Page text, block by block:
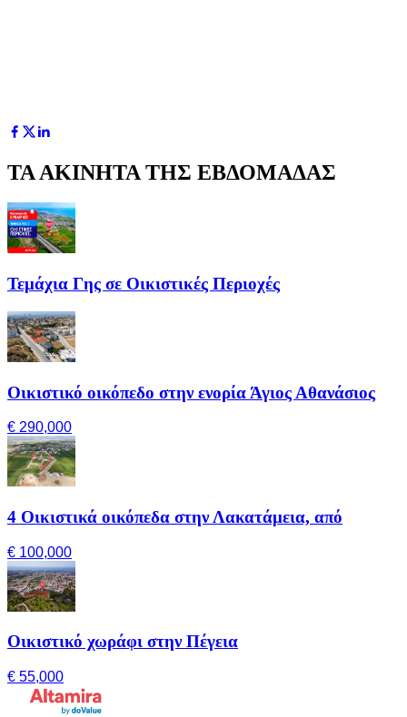
ΤΑ ΑΚΙΝΗΤΑ ΤΗΣ ΕΒΔΟΜΑΔΑΣ
Τεμάχια Γης σε Οικιστικές Περιοχές
Οικιστικό οικόπεδο στην ενορία Άγιος Αθανάσιος
€ 290,000
4 Οικιστικά οικόπεδα στην Λακατάμεια, από
€ 100,000
Οικιστικό χωράφι στην Πέγεια
€ 55,000